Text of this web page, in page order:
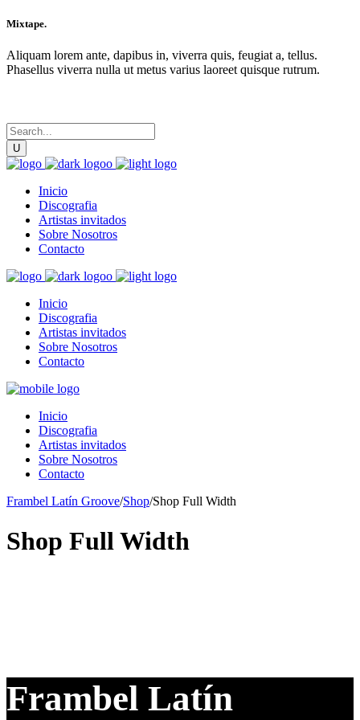
Mixtape.
Aliquam lorem ante, dapibus in, viverra quis, feugiat a, tellus.
Phasellus viverra nulla ut metus varius laoreet quisque rutrum.
Inicio
Discografia
Artistas invitados
Sobre Nosotros
Contacto
Inicio
Discografia
Artistas invitados
Sobre Nosotros
Contacto
Inicio
Discografia
Artistas invitados
Sobre Nosotros
Contacto
Frambel Latín Groove/Shop/Shop Full Width
Shop Full Width
[recent_products per_page=”12″ columns=”4″
orderby=”menu_order” order=”ASC”]
Frambel Latín